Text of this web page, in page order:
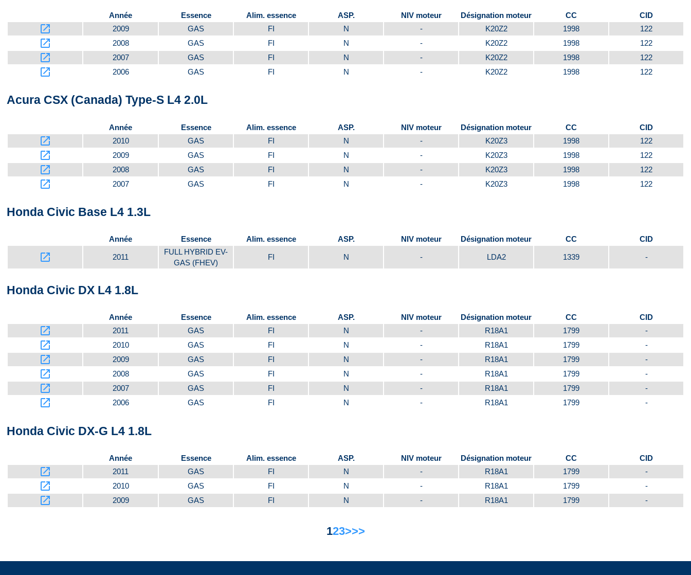
Année Essence Alim. essence ASP. NIV moteur Désignation moteur CC CID
launch 2009 GAS FI N - K20Z2 1998 122
launch 2008 GAS FI N - K20Z2 1998 122
launch 2007 GAS FI N - K20Z2 1998 122
launch 2006 GAS FI N - K20Z2 1998 122
Acura CSX (Canada) Type-S L4 2.0L
Année Essence Alim. essence ASP. NIV moteur Désignation moteur CC CID
launch 2010 GAS FI N - K20Z3 1998 122
launch 2009 GAS FI N - K20Z3 1998 122
launch 2008 GAS FI N - K20Z3 1998 122
launch 2007 GAS FI N - K20Z3 1998 122
Honda Civic Base L4 1.3L
Année Essence Alim. essence ASP. NIV moteur Désignation moteur CC CID
launch 2011
FULL HYBRID EV-
GAS (FHEV)
FI N - LDA2 1339 -
Honda Civic DX L4 1.8L
Année Essence Alim. essence ASP. NIV moteur Désignation moteur CC CID
launch 2011 GAS FI N - R18A1 1799 -
launch 2010 GAS FI N - R18A1 1799 -
launch 2009 GAS FI N - R18A1 1799 -
launch 2008 GAS FI N - R18A1 1799 -
launch 2007 GAS FI N - R18A1 1799 -
launch 2006 GAS FI N - R18A1 1799 -
Honda Civic DX-G L4 1.8L
Année Essence Alim. essence ASP. NIV moteur Désignation moteur CC CID
launch 2011 GAS FI N - R18A1 1799 -
launch 2010 GAS FI N - R18A1 1799 -
launch 2009 GAS FI N - R18A1 1799 -
123>>>